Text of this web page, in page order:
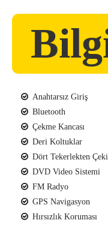
Anahtarsız Giriş
Bluetooth
Çekme Kancası
Deri Koltuklar
Dört Tekerlekten
DVD Video Sistemi
FM Radyo
GPS Navigasyon
Hırsızlık Koruması